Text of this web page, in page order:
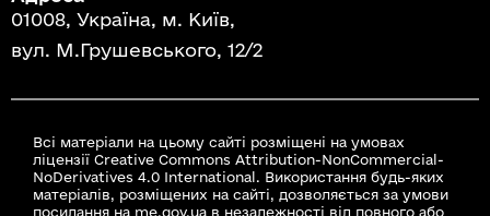
01008, Україна, м. Київ,
вул. М.Грушевського, 12/2
Всі матеріали на цьому сайті розміщені на умовах
ліцензії Creative Commons Attribution-NonCommercial-
NoDerivatives 4.0 International. Використання будь-яких
матеріалів, розміщених на сайті, дозволяється за умови
посилання на me.gov.ua в незалежності від повного або